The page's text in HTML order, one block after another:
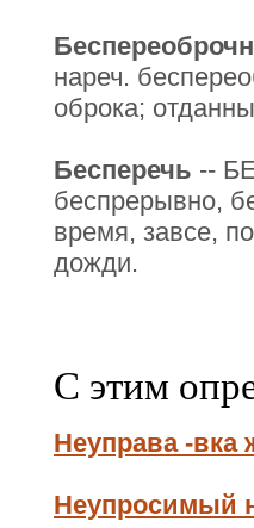
нареч.
оброка;
Бесперечь --
беспрерывно,
время, завсе,
дожди.
С этим
Неуправа -вка
Неупросимый